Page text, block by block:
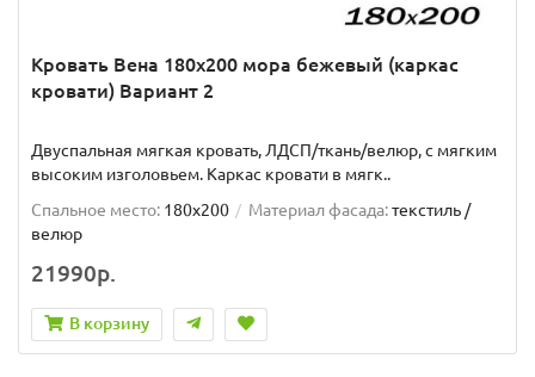
Кровать Вена 180х200 мора бежевый (каркас
кровати) Вариант 2
Двуспальная мягкая кровать, ЛДСП/ткань/велюр, с мягким
высоким изголовьем. Каркас кровати в мягк..
Спальное место: 180x200 Материал фасада:текстиль /
велюр
21990р.
В корзину